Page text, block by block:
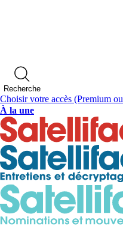
Recherche
Choisir votre accès (Premium
À la une